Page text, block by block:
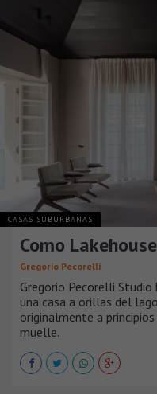
CASAS SUBURBANAS
Como Lakehouse
Gregorio Pecorelli
Gregorio Pecorelli
una casa a orillas del
originalmente a
muelle.